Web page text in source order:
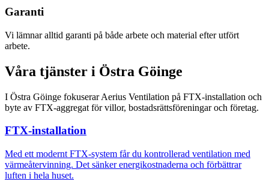
Garanti
Vi lämnar alltid garanti på både arbete och material efter utfört
arbete.
Våra tjänster i Östra Göinge
I Östra Göinge fokuserar Aerius Ventilation på FTX-installation och
byte av FTX-aggregat för villor, bostadsrättsföreningar och företag.
FTX-installation
Med ett modernt FTX-system får du kontrollerad ventilation med
värmeåtervinning. Det sänker energikostnaderna och förbättrar
luften i hela huset.